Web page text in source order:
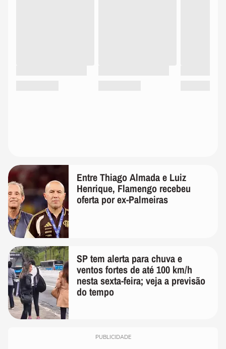
Entre Thiago Almada e Luiz
Henrique, Flamengo recebeu
oferta por ex-Palmeiras
SP tem alerta para chuva e
ventos fortes de até 100 km/h
nesta sexta-feira; veja a previsão
do tempo
PUBLICIDADE